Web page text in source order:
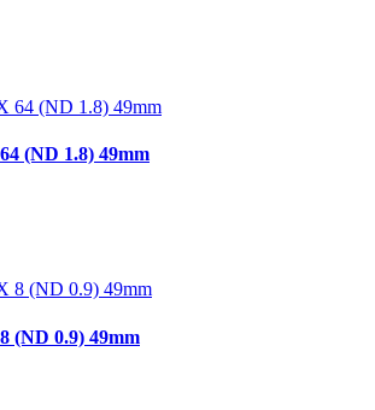
(ND 1.8) 49mm
(ND 0.9) 49mm